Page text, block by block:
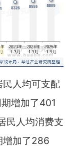
人均可支配
增加了401
民人均消费支
增加了286